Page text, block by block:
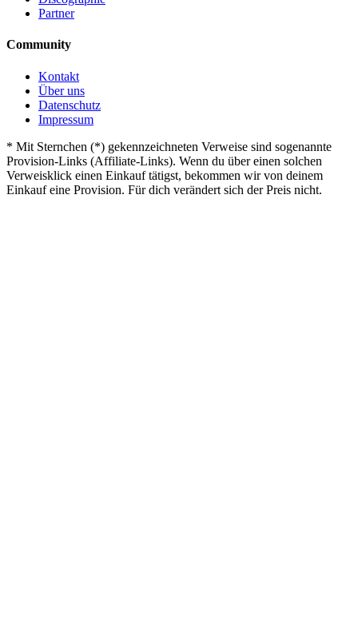
Partner
Community
Kontakt
Über uns
Datenschutz
Impressum
* Mit Sternchen (*) gekennzeichneten Verweise sind sogenannte
Provision-Links (Affiliate-Links). Wenn du über einen solchen
Verweisklick einen Einkauf tätigst, bekommen wir von deinem
Einkauf eine Provision. Für dich verändert sich der Preis nicht.